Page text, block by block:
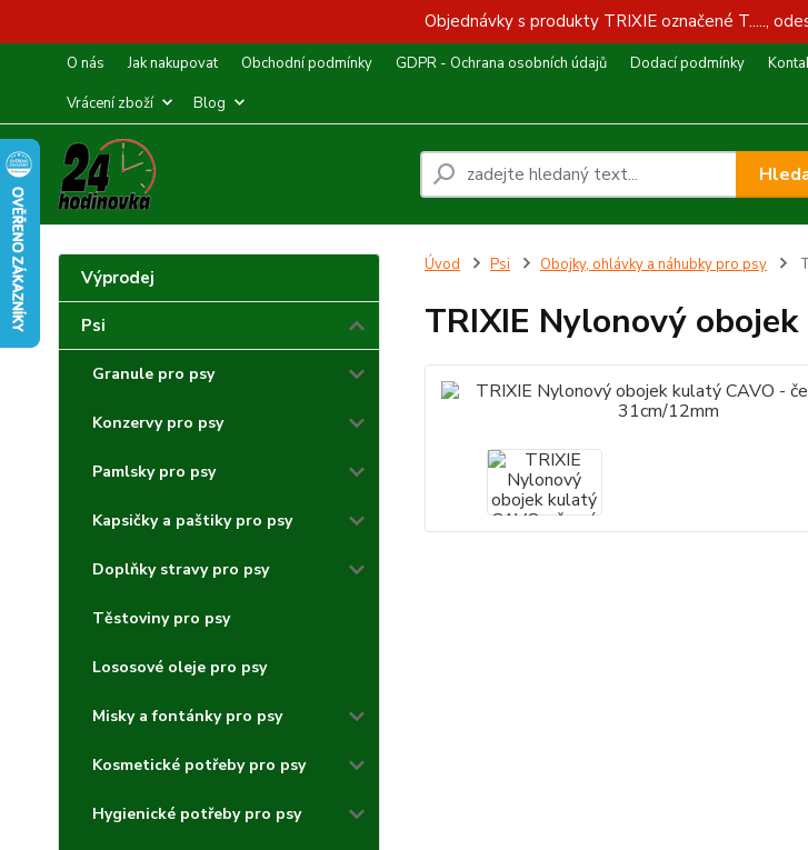
Objednávky s produkty TRIXIE označené T.....,
O nás Jak nakupovat Obchodní podmínky GDPR - Ochrana osobních údajů Dodací podmínky
Vrácení zboží
Blog
Výprodej
Psi
Granule pro psy
Konzervy pro psy
Pamlsky pro psy
Kapsičky a paštiky pro psy
Doplňky stravy pro psy
Těstoviny pro psy
Lososové oleje pro psy
Misky a fontánky pro psy
Kosmetické potřeby pro psy
Hygienické potřeby pro psy
Úvod Psi Obojky, ohlávky a náhubky pro psy
TRIXIE Nylonový